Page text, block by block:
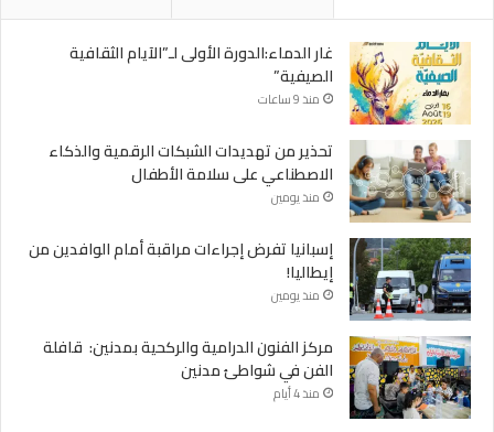
غار الدماء:الدورة الأولى لـ”الآيام الثقافية
الصيفية”
منذ 9 ساعات
تحذير من تهديدات الشبكات الرقمية والذكاء
الاصطناعي على سلامة الأطفال
منذ يومين
إسبانيا تفرض إجراءات مراقبة أمام الوافدين من
إيطاليا!
منذ يومين
مركز الفنون الدرامية والركحية بمدنين: قافلة
الفن في شواطئ مدنين
منذ 4 أيام